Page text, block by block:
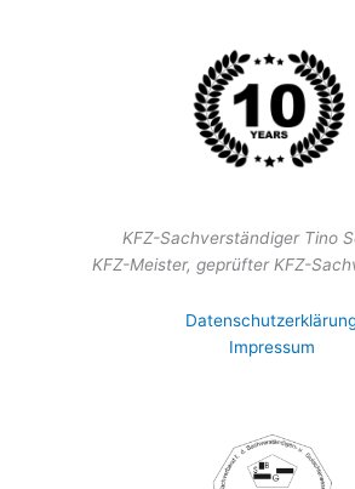
KFZ-Sachverständiger Tino
KFZ-Meister, geprüfter KFZ-
Impressum